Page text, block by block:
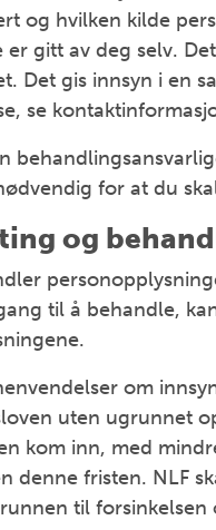
og hvilken kilde
er gitt av deg selv.
Det gis innsyn i en
se
for at du
og
til å behandle,
om
uten ugrunnet
kom inn, med
denne fristen. NLF
til forsinkelsen